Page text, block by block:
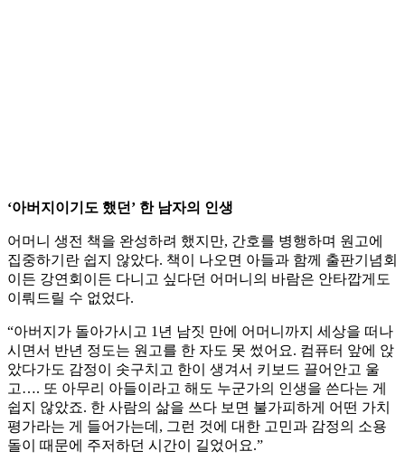
‘아버지이기도 했던’ 한 남자의 인생
어머니 생전 책을 완성하려 했지만, 간호를 병행하며 원고에
집중하기란 쉽지 않았다. 책이 나오면 아들과 함께 출판기념회
이든 강연회이든 다니고 싶다던 어머니의 바람은 안타깝게도
이뤄드릴 수 없었다.
“아버지가 돌아가시고 1년 남짓 만에 어머니까지 세상을 떠나
시면서 반년 정도는 원고를 한 자도 못 썼어요. 컴퓨터 앞에 앉
았다가도 감정이 솟구치고 한이 생겨서 키보드 끌어안고 울
고…. 또 아무리 아들이라고 해도 누군가의 인생을 쓴다는 게
쉽지 않았죠. 한 사람의 삶을 쓰다 보면 불가피하게 어떤 가치
평가라는 게 들어가는데, 그런 것에 대한 고민과 감정의 소용
돌이 때문에 주저하던 시간이 길었어요.”